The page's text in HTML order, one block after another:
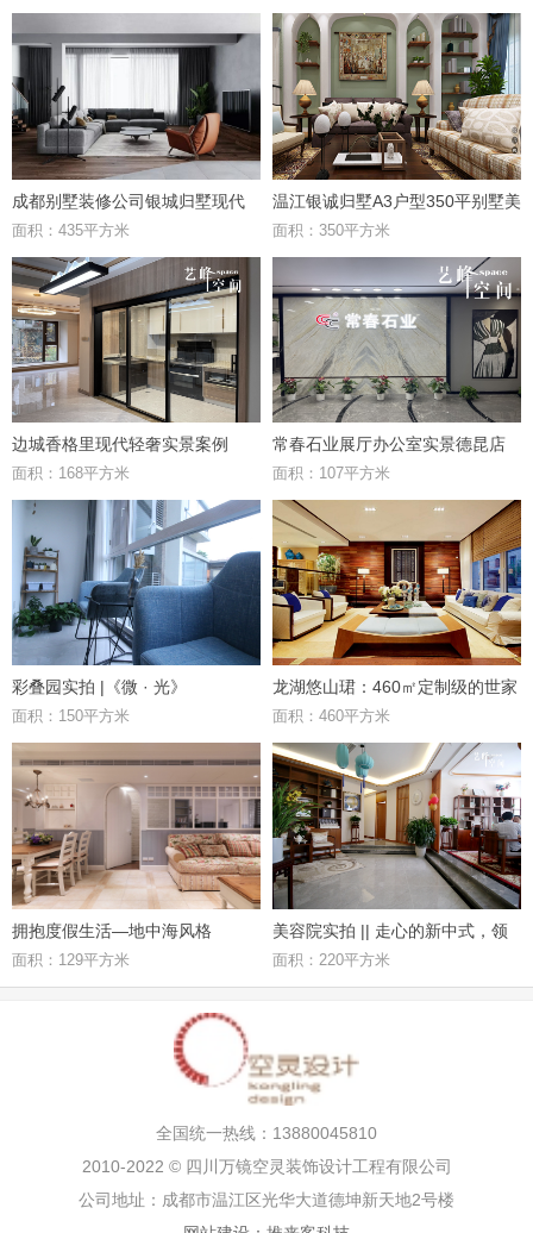
成都别墅装修公司银城归墅现代
风格案例鉴赏
面积：435平方米
温江银诚归墅A3户型350平别墅美
式风格效果图鉴赏
面积：350平方米
边城香格里现代轻奢实景案例
面积：168平方米
常春石业展厅办公室实景德昆店
面积：107平方米
彩叠园实拍 |《微 · 光》
面积：150平方米
龙湖悠山珺：460㎡定制级的世家
府邸，优雅极致的东方礼居
面积：460平方米
拥抱度假生活—地中海风格
面积：129平方米
美容院实拍 || 走心的新中式，领
略其独特魅力
面积：220平方米
全国统一热线：13880045810
2010-2022 © 四川万镜空灵装饰设计工程有限公司
公司地址：成都市温江区光华大道德坤新天地2号楼